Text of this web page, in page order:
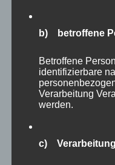
schneien und ich
Heimweg, als mit
Rocke mit Ihren
anzusehen sind,
b) betroffene
Betroffene
identifizierbare
Verarbeitung
werden.
c) Verarbeitung